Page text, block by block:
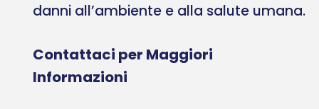
danni all’ambiente e alla salute umana.
Contattaci per Maggiori
Informazioni